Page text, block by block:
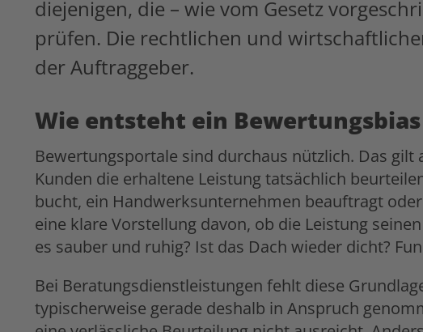
diejenigen, die – wie vom Gesetz
prüfen. Die rechtlichen und
der Auftraggeber.
Wie entsteht ein
Bewertungsportale sind durchaus nützlich. Das
Kunden die erhaltene Leistung tatsächlich
bucht, ein Handwerksunternehmen beauftragt
eine klare Vorstellung davon, ob die Leistung
es sauber und ruhig? Ist das Dach wieder dicht?
Bei Beratungsdienstleistungen fehlt diese
typischerweise gerade deshalb in Anspruch